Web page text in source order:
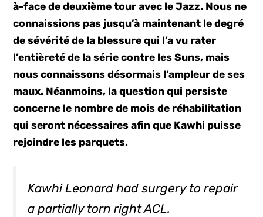
à-face de deuxième tour avec le Jazz. Nous ne
connaissions pas jusqu’à maintenant le degré
de sévérité de la blessure qui l’a vu rater
l’entièreté de la série contre les Suns, mais
nous connaissons désormais l’ampleur de ses
maux. Néanmoins, la question qui persiste
concerne le nombre de mois de réhabilitation
qui seront nécessaires afin que Kawhi puisse
rejoindre les parquets.
Kawhi Leonard had surgery to repair
a partially torn right ACL.